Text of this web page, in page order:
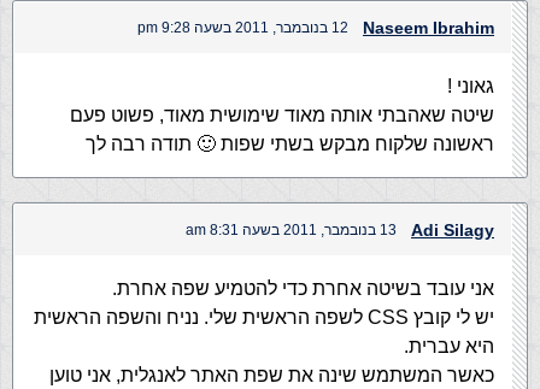
Naseem Ibrahim 12 בנובמבר, 2011 בשעה 9:28 pm
גאוני !
שיטה שאהבתי אותה מאוד שימושית מאוד, פשוט פעם
ראשונה שלקוח מבקש בשתי שפות 🙂 תודה רבה לך
Adi Silagy 13 בנובמבר, 2011 בשעה 8:31 am
אני עובד בשיטה אחרת כדי להטמיע שפה אחרת.
יש לי קובץ CSS לשפה הראשית שלי. נניח והשפה הראשית
היא עברית.
כאשר המשתמש שינה את שפת האתר לאנגלית, אני טוען